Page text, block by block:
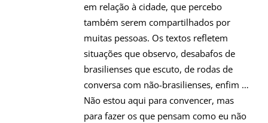
em relação à cidade, que percebo
também serem compartilhados por
muitas pessoas. Os textos refletem
situações que observo, desabafos de
brasilienses que escuto, de rodas de
conversa com não-brasilienses, enfim …
Não estou aqui para convencer, mas
para fazer os que pensam como eu não